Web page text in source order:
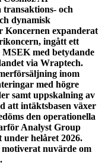
och
dynamisk
Koncernen expanderat
ingått ett
med betydande
via Wraptech.
inom
med högre
samt uppskalning av
att intäktsbasen växer
den operationella
Analyst Group
under helåret 2026.
nuvärde om